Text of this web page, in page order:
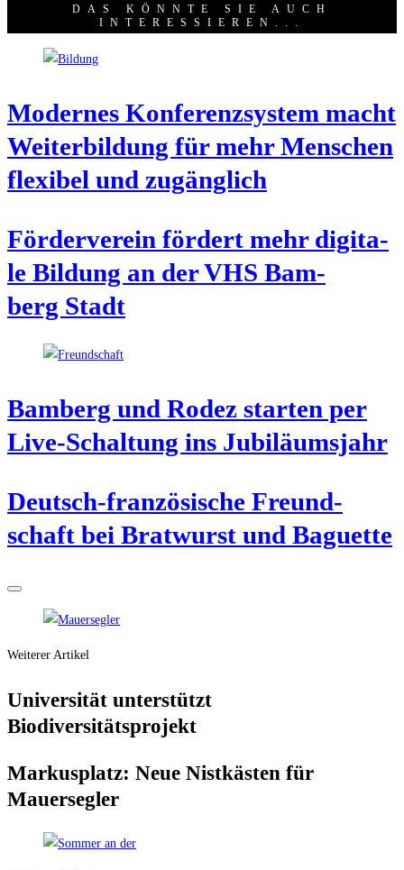
DAS KÖNNTE SIE AUCH
INTERESSIEREN...
Moder­nes Kon­fe­renz­sys­tem macht
Wei­ter­bil­dung für mehr Men­schen
fle­xi­bel und zugänglich
För­der­ver­ein för­dert mehr digi­ta­
le Bil­dung an der VHS Bam­
berg Stadt
Bam­berg und Rodez star­ten per
Live-Schal­tung ins Jubiläumsjahr
Deutsch-fran­zö­si­sche Freund­
schaft bei Brat­wurst und Baguette
Weiterer Artikel
Uni­ver­si­tät unter­stützt
Biodiversitätsprojekt
Mar­kus­platz: Neue Nist­käs­ten für
Mauersegler